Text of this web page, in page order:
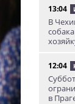
13:04
В
12:04
в